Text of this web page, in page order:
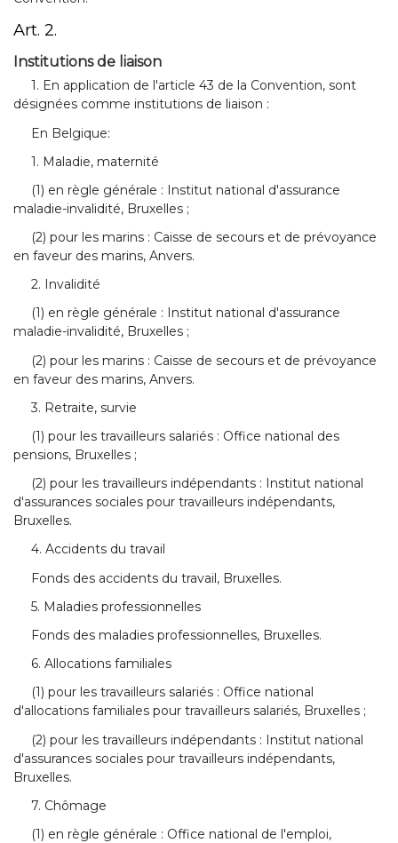
Art. 2.
Institutions de liaison
1. En application de l'article 43 de la Convention, sont
désignées comme institutions de liaison :
En Belgique:
1. Maladie, maternité
(1) en règle générale : Institut national d'assurance
maladie-invalidité, Bruxelles ;
(2) pour les marins : Caisse de secours et de prévoyance
en faveur des marins, Anvers.
2. Invalidité
(1) en règle générale : Institut national d'assurance
maladie-invalidité, Bruxelles ;
(2) pour les marins : Caisse de secours et de prévoyance
en faveur des marins, Anvers.
3. Retraite, survie
(1) pour les travailleurs salariés : Office national des
pensions, Bruxelles ;
(2) pour les travailleurs indépendants : Institut national
d'assurances sociales pour travailleurs indépendants,
Bruxelles.
4. Accidents du travail
Fonds des accidents du travail, Bruxelles.
5. Maladies professionnelles
Fonds des maladies professionnelles, Bruxelles.
6. Allocations familiales
(1) pour les travailleurs salariés : Office national
d'allocations familiales pour travailleurs salariés, Bruxelles ;
(2) pour les travailleurs indépendants : Institut national
d'assurances sociales pour travailleurs indépendants,
Bruxelles.
7. Chômage
(1) en règle générale : Office national de l'emploi,